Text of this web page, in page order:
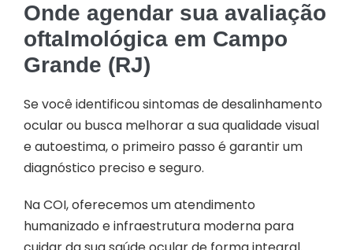
Onde agendar sua avaliação
oftalmológica em Campo
Grande (RJ)
Se você identificou sintomas de desalinhamento
ocular ou busca melhorar a sua qualidade visual
e autoestima, o primeiro passo é garantir um
diagnóstico preciso e seguro.
Na COI, oferecemos um atendimento
humanizado e infraestrutura moderna para